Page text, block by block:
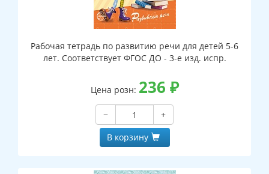
Рабочая тетрадь по развитию речи для детей 5-6
лет. Соответствует ФГОС ДО - 3-е изд. испр.
Цена розн: 236 ₽
−
+
В корзину